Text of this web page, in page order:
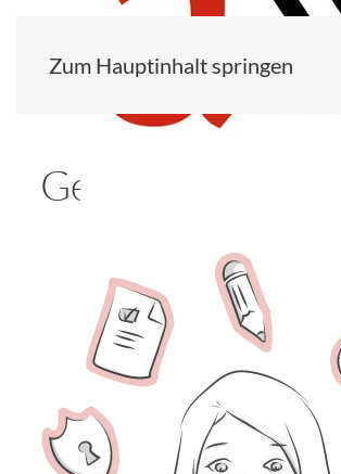
Zum Hauptinhalt springen
Gemeinsam.